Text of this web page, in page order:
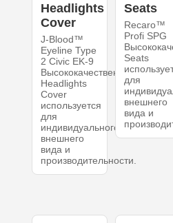
Headlights
Cover
J-Blood™
Eyeline Type
2 Civic EK-9
Высококачественный
Headlights
Cover
используется
для
индивидуального
внешнего
вида и
производительности.
Seats
Recaro™
Profi SPG
Seats
для
внешнего
вида и